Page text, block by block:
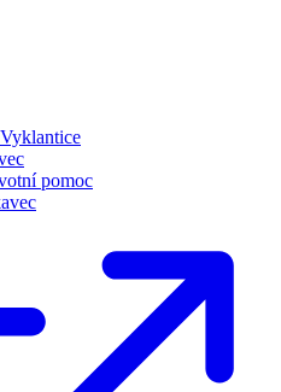
pomoc